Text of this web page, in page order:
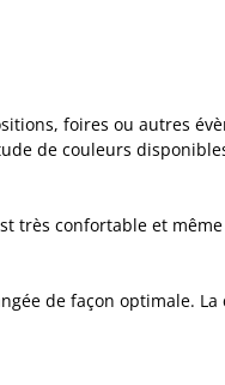
foires ou autres
de couleurs
très confortable et
de façon optimale.